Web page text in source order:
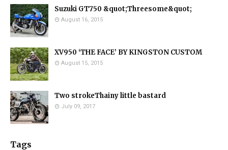
Suzuki GT750 &quot;Threesome&quot;
August 16, 2015
XV950 ‘THE FACE’ BY KINGSTON CUSTOM
August 15, 2015
Two strokeThainy little bastard
July 09, 2017
Tags